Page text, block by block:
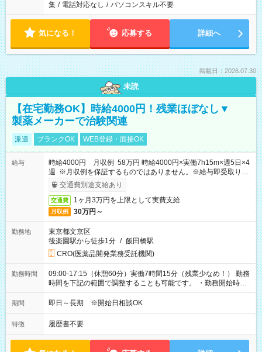
集 / 電話対応なし / パソコンスキル不要
気になる！ 応募する 詳細へ
掲載日：2026.07.30
未読
【在宅勤務OK】時給4000円！残業ほぼなし▼
製薬メーカーで治験関連
派遣 ブランクOK WEB登録・面接OK
給与
時給4000円 月収例 58万円 時給4000円×実働7h15m×週5日×4
週 ※月収例を保証するものではありません。※給与即受取りサ
ービス利用可（利用条件有）
交通費別途支給あり
交通費 1ヶ月3万円を上限として実費支給
月収例 30万円～
勤務地
東京都文京区
後楽園駅から徒歩1分 / 飯田橋駅
CRO(医薬品開発業務受託機関)
勤務時間
09:00-17:15（休憩60分）実働7時間15分（残業少なめ！） 勤務
時間を下記の範囲で調整することも可能です。 ・勤務開始時
間 09:00～10:00 ・勤務終了時間 16:00～17:15 ・実働
05:00～07:15
期間 即日～長期 ※開始日相談OK
特徴 履歴書不要